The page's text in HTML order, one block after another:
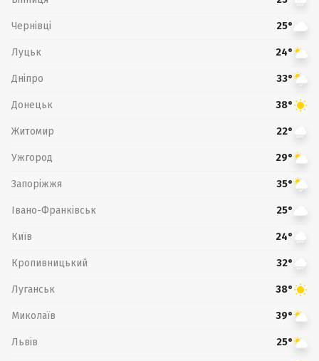
Чернівці 25°
Луцьк 24°
Дніпро 33°
Донецьк 38°
Житомир 22°
Ужгород 29°
Запоріжжя 35°
Івано-Франківськ 25°
Київ 24°
Кропивницький 32°
Луганськ 38°
Миколаїв 39°
Львів 25°